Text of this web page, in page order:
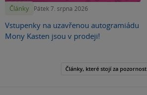
Články Pátek 7. srpna 2026
Vstupenky na uzavřenou autogramiádu
Mony Kasten jsou v prodeji!
Články, které stojí za pozornost